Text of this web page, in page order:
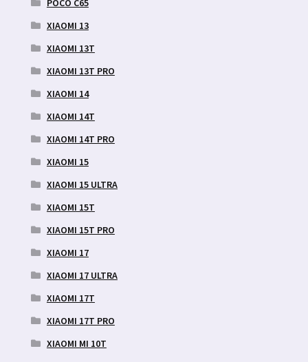
POCO C65
XIAOMI 13
XIAOMI 13T
XIAOMI 13T PRO
XIAOMI 14
XIAOMI 14T
XIAOMI 14T PRO
XIAOMI 15
XIAOMI 15 ULTRA
XIAOMI 15T
XIAOMI 15T PRO
XIAOMI 17
XIAOMI 17 ULTRA
XIAOMI 17T
XIAOMI 17T PRO
XIAOMI MI 10T